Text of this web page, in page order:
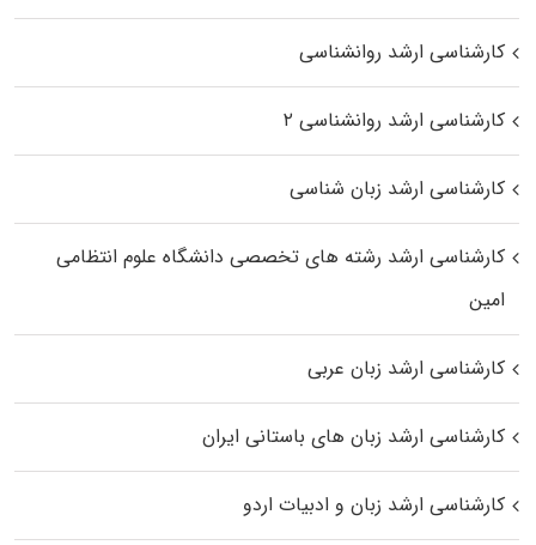
کارشناسی ارشد روانشناسی
کارشناسی ارشد روانشناسی ۲
کارشناسی ارشد زبان شناسی
کارشناسی ارشد رﺷﺘﻪ ﻫﺎی تخصصی داﻧﺸﮕﺎه ﻋﻠﻮم انتظامی
اﻣﻴﻦ
کارشناسی ارشد زبان عربی
کارشناسی ارشد زبان‌ های باستانی ایران
کارشناسی ارشد زبان و ادبیات اردو